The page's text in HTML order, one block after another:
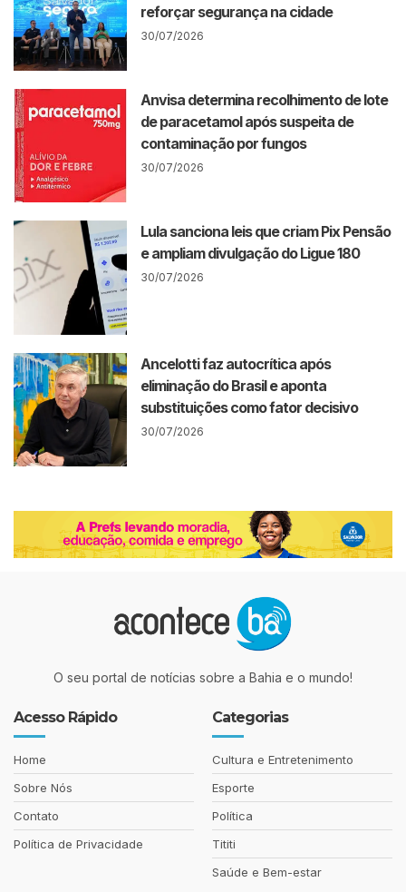
reforçar segurança na cidade
30/07/2026
Anvisa determina recolhimento de lote
de paracetamol após suspeita de
contaminação por fungos
30/07/2026
Lula sanciona leis que criam Pix Pensão
e ampliam divulgação do Ligue 180
30/07/2026
Ancelotti faz autocrítica após
eliminação do Brasil e aponta
substituições como fator decisivo
30/07/2026
O seu portal de notícias sobre a Bahia e o mundo!
Acesso Rápido
Home
Sobre Nós
Contato
Política de Privacidade
Categorias
Cultura e Entretenimento
Esporte
Política
Tititi
Saúde e Bem-estar